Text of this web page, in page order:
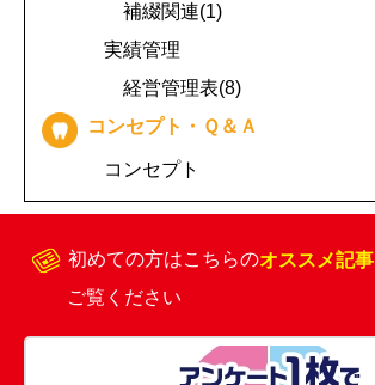
補綴関連(1)
実績管理
経営管理表(8)
コンセプト・Ｑ＆Ａ
コンセプト
初めての方はこちらのオススメ記事
ご覧ください